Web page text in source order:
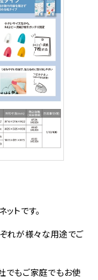
トです。
ぞれが様々な用途でご
でもご家庭でもお使